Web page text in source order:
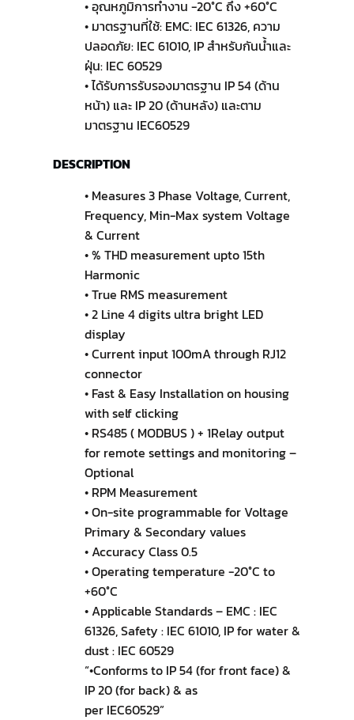
• อุณหภูมิการทำงาน -20°C ถึง +60°C
• มาตรฐานที่ใช้: EMC: IEC 61326, ความ
ปลอดภัย: IEC 61010, IP สำหรับกันน้ำและ
ฝุ่น: IEC 60529
• ได้รับการรับรองมาตรฐาน IP 54 (ด้าน
หน้า) และ IP 20 (ด้านหลัง) และตาม
มาตรฐาน IEC60529
DESCRIPTION
• Measures 3 Phase Voltage, Current,
Frequency, Min-Max system Voltage
& Current
• % THD measurement upto 15th
Harmonic
• True RMS measurement
• 2 Line 4 digits ultra bright LED
display
• Current input 100mA through RJ12
connector
• Fast & Easy Installation on housing
with self clicking
• RS485 ( MODBUS ) + 1Relay output
for remote settings and monitoring –
Optional
• RPM Measurement
• On-site programmable for Voltage
Primary & Secondary values
• Accuracy Class 0.5
• Operating temperature -20°C to
+60°C
• Applicable Standards – EMC : IEC
61326, Safety : IEC 61010, IP for water &
dust : IEC 60529
“•Conforms to IP 54 (for front face) &
IP 20 (for back) & as
per IEC60529”